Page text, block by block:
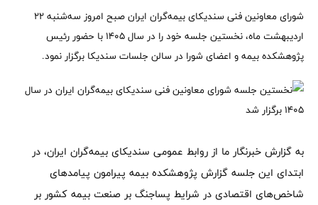
شورای معاونین فنی سندیکای بیمه‌گران ایران صبح امروز سه‌شنبه ۲۲
اردیبهشت ماه، نخستین جلسه خود را در سال ۱۴۰۵ با حضور رئیس
پژوهشکده بیمه و اعضای شورا در سالن جلسات سندیکا برگزار نمود.
به گزارش خبرنگار ما از روابط عمومی سندیکای بیمه‌گران ایران، در
ابتدای این جلسه گزارش پژوهشکده بیمه پیرامون پیامدهای
شاخص‌های اقتصادی در شرایط پساجنگ بر صنعت بیمه کشور بر